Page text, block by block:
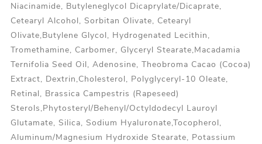
Niacinamide, Butyleneglycol Dicaprylate/Dicaprate,
Cetearyl Alcohol, Sorbitan Olivate, Cetearyl
Olivate,Butylene Glycol, Hydrogenated Lecithin,
Tromethamine, Carbomer, Glyceryl Stearate,Macadamia
Ternifolia Seed Oil, Adenosine, Theobroma Cacao (Cocoa)
Extract, Dextrin,Cholesterol, Polyglyceryl-10 Oleate,
Retinal, Brassica Campestris (Rapeseed)
Sterols,Phytosteryl/Behenyl/Octyldodecyl Lauroyl
Glutamate, Silica, Sodium Hyaluronate,Tocopherol,
Aluminum/Magnesium Hydroxide Stearate, Potassium